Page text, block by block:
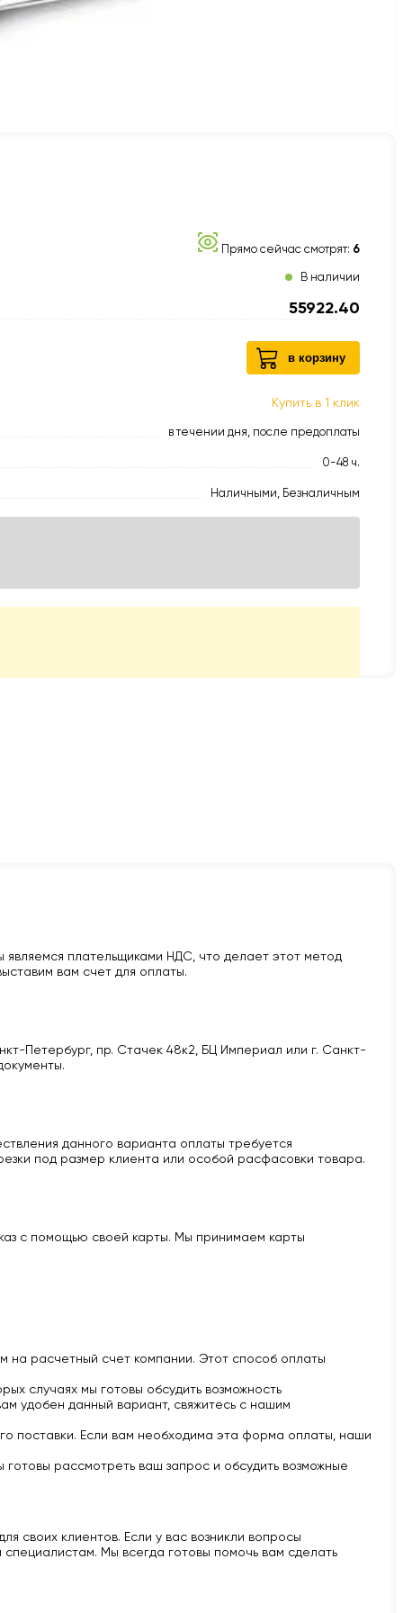
Прямо сейчас смотрят: 6
В наличии
55922.40
в корзину
Купить в 1 клик
в течении дня, после предоплаты
0-48 ч.
Наличными, Безналичным
плательщиками НДС, что делает этот метод
вам счет для оплаты.
Петербург, пр. Стачек 48к2, БЦ Империал или г. Санкт-
данного варианта оплаты требуется
под размер клиента или особой расфасовки товара.
с помощью своей карты. Мы принимаем карты
на расчетный счет компании. Этот способ оплаты
случаях мы готовы обсудить возможность
удобен данный вариант, свяжитесь с нашим
поставки. Если вам необходима эта форма оплаты, наши
рассмотреть ваш запрос и обсудить возможные
своих клиентов. Если у вас возникли вопросы
Мы всегда готовы помочь вам сделать